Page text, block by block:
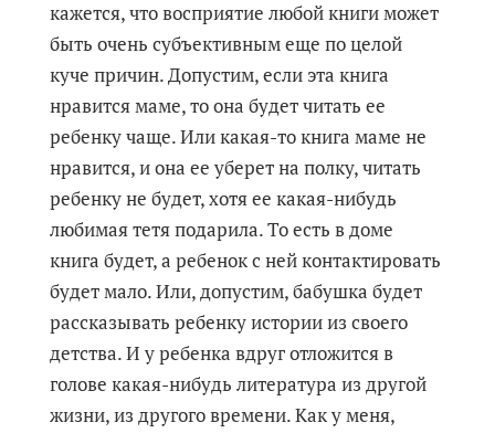
кажется, что восприятие любой книги может
быть очень субъективным еще по целой
куче причин. Допустим, если эта книга
нравится маме, то она будет читать ее
ребенку чаще. Или какая-то книга маме не
нравится, и она ее уберет на полку, читать
ребенку не будет, хотя ее какая-нибудь
любимая тетя подарила. То есть в доме
книга будет, а ребенок с ней контактировать
будет мало. Или, допустим, бабушка будет
рассказывать ребенку истории из своего
детства. И у ребенка вдруг отложится в
голове какая-нибудь литература из другой
жизни, из другого времени. Как у меня,